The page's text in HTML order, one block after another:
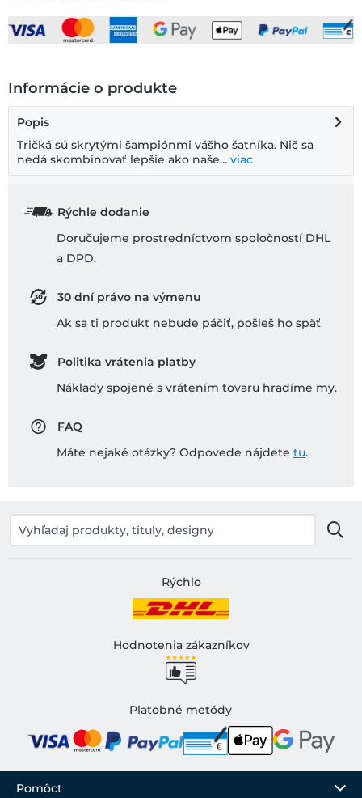
Informácie o produkte
Popis
Tričká sú skrytými šampiónmi vášho šatníka. Nič sa
nedá skombinovať lepšie ako naše... viac
Rýchle dodanie
Doručujeme prostredníctvom spoločností DHL
a DPD.
30 dní právo na výmenu
Ak sa ti produkt nebude páčiť, pošleš ho späť
Politika vrátenia platby
Náklady spojené s vrátením tovaru hradíme my.
FAQ
Máte nejaké otázky? Odpovede nájdete tu.
Rýchlo
Hodnotenia zákazníkov
Platobné metódy
Pomôcť